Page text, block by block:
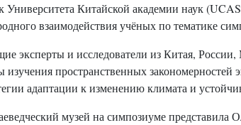
Китайской академии наук
взаимодействия учёных по тематике
эксперты и исследователи из Китая,
пространственных
адаптации к изменению климата и
музей на симпозиуме